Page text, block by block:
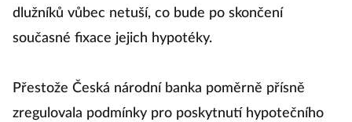
dlužníků vůbec netuší, co bude po skončení
současné fixace jejich hypotéky.
Přestože Česká národní banka poměrně přísně
zregulovala podmínky pro poskytnutí hypotečního